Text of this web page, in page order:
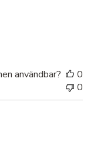
användbar?
0
0